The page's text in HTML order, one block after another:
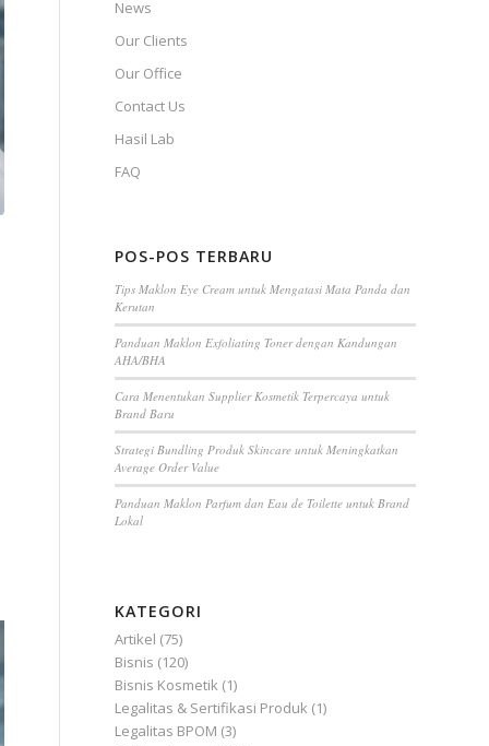
News
Our Clients
Our Office
Contact Us
Hasil Lab
FAQ
POS-POS TERBARU
Tips Maklon Eye Cream untuk Mengatasi Mata Panda dan
Kerutan
Panduan Maklon Exfoliating Toner dengan Kandungan
AHA/BHA
Cara Menentukan Supplier Kosmetik Terpercaya untuk
Brand Baru
Strategi Bundling Produk Skincare untuk Meningkatkan
Average Order Value
Panduan Maklon Parfum dan Eau de Toilette untuk Brand
Lokal
KATEGORI
Artikel (75)
Bisnis (120)
Bisnis Kosmetik (1)
Legalitas & Sertifikasi Produk (1)
Legalitas BPOM (3)